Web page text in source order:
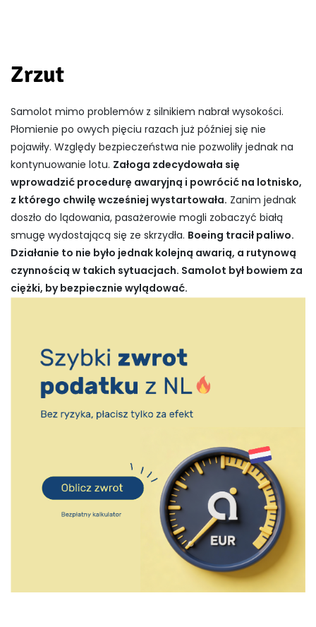
Zrzut
Samolot mimo problemów z silnikiem nabrał wysokości.
Płomienie po owych pięciu razach już później się nie
pojawiły. Względy bezpieczeństwa nie pozwoliły jednak na
kontynuowanie lotu. Załoga zdecydowała się
wprowadzić procedurę awaryjną i powrócić na lotnisko,
z którego chwilę wcześniej wystartowała. Zanim jednak
doszło do lądowania, pasażerowie mogli zobaczyć białą
smugę wydostającą się ze skrzydła. Boeing tracił paliwo.
Działanie to nie było jednak kolejną awarią, a rutynową
czynnością w takich sytuacjach. Samolot był bowiem za
ciężki, by bezpiecznie wylądować.